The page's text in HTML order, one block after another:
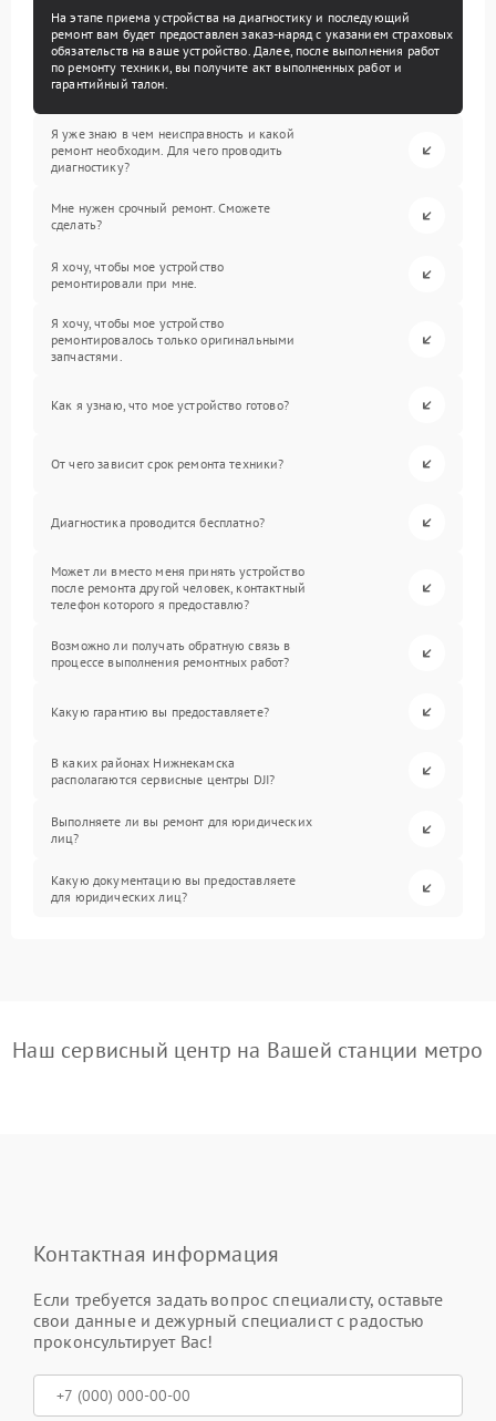
На этапе приема устройства на диагностику и последующий
ремонт вам будет предоставлен заказ-наряд с указанием страховых
обязательств на ваше устройство. Далее, после выполнения работ
по ремонту техники, вы получите акт выполненных работ и
гарантийный талон.
Я уже знаю в чем неисправность и какой
ремонт необходим. Для чего проводить
диагностику?
Мне нужен срочный ремонт. Сможете
сделать?
Я хочу, чтобы мое устройство
ремонтировали при мне.
Я хочу, чтобы мое устройство
ремонтировалось только оригинальными
запчастями.
Как я узнаю, что мое устройство готово?
От чего зависит срок ремонта техники?
Диагностика проводится бесплатно?
Может ли вместо меня принять устройство
после ремонта другой человек, контактный
телефон которого я предоставлю?
Возможно ли получать обратную связь в
процессе выполнения ремонтных работ?
Какую гарантию вы предоставляете?
В каких районах Нижнекамска
располагаются сервисные центры DJI?
Выполняете ли вы ремонт для юридических
лиц?
Какую документацию вы предоставляете
для юридических лиц?
Наш сервисный центр на Вашей станции метро
Контактная информация
Если требуется задать вопрос специалисту, оставьте
свои данные и дежурный специалист с радостью
проконсультирует Вас!